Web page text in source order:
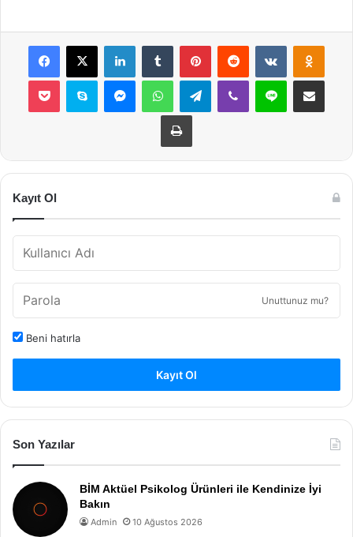
Facebook
X LinkedInTumblr PinterestReddit VKontakte
Pocket Skype MessengerWhatsAppTelegramViber Line E-Posta ile
Yazdır
Kayıt Ol
Unuttunuz mu?
Beni hatırla
Kayıt Ol
Son Yazılar
BİM Aktüel Psikolog Ürünleri ile Kendinize İyi
Bakın
Admin 10 Ağustos 2026